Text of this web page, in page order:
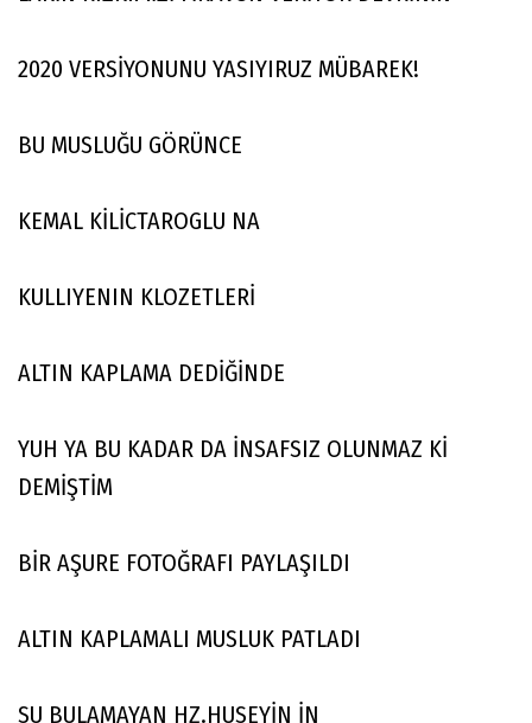
2020 VERSİYONUNU YASIYIRUZ MÜBAREK!
BU MUSLUĞU GÖRÜNCE
KEMAL KİLİCTAROGLU NA
KULLIYENIN KLOZETLERİ
ALTIN KAPLAMA DEDİĞİNDE
YUH YA BU KADAR DA İNSAFSIZ OLUNMAZ Kİ
DEMİŞTİM
BİR AŞURE FOTOĞRAFI PAYLAŞILDI
ALTIN KAPLAMALI MUSLUK PATLADI
SU BULAMAYAN HZ.HUSEYİN İN